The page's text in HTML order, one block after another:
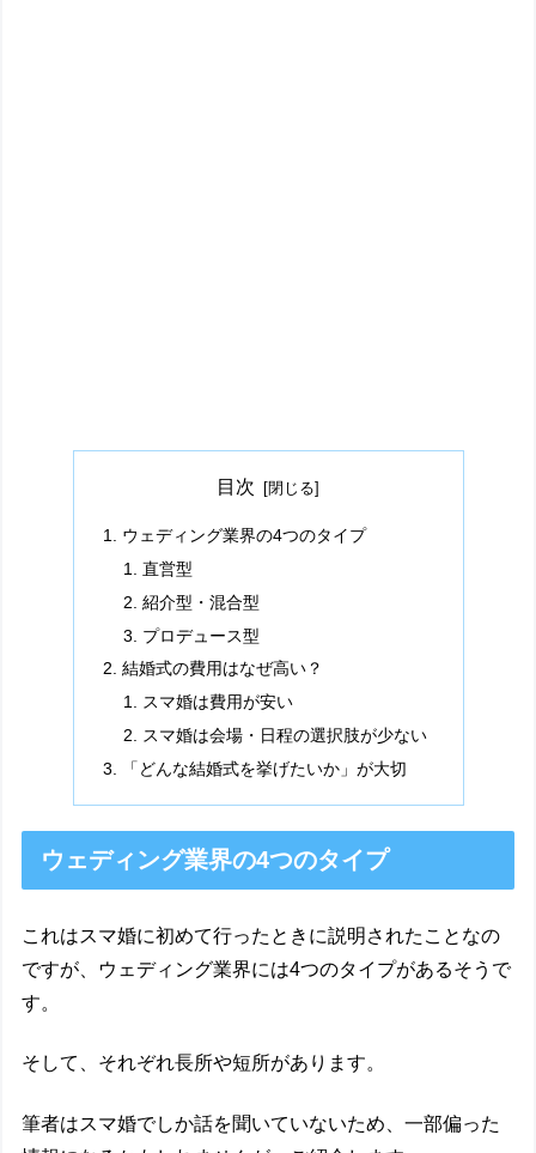
目次
ウェディング業界の4つのタイプ
直営型
紹介型・混合型
プロデュース型
結婚式の費用はなぜ高い？
スマ婚は費用が安い
スマ婚は会場・日程の選択肢が少ない
「どんな結婚式を挙げたいか」が大切
ウェディング業界の4つのタイプ
これはスマ婚に初めて行ったときに説明されたことなの
ですが、ウェディング業界には4つのタイプがあるそうで
す。
そして、それぞれ長所や短所があります。
筆者はスマ婚でしか話を聞いていないため、一部偏った